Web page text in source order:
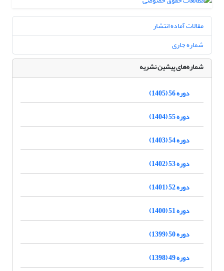
مقالات آماده انتشار
شماره جاری
شماره‌های پیشین نشریه
دوره 56 (1405)
دوره 55 (1404)
دوره 54 (1403)
دوره 53 (1402)
دوره 52 (1401)
دوره 51 (1400)
دوره 50 (1399)
دوره 49 (1398)